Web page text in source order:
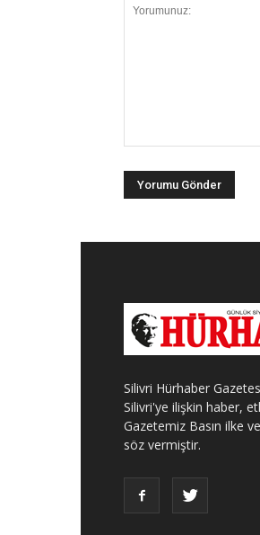
Silivri Hürhaber
Silivri'ye ilişkin haber,
Gazetemiz Basın ilke
söz vermiştir.